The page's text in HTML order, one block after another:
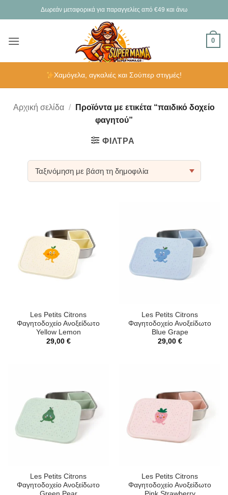
στο
Δωρεάν μεταφορικά για παραγγελίες από €49 και άνω
0
Χαμόγελα, αγκαλιές και Σούπερ στιγμές!
Αρχική σελίδα /
Προϊόντα με ετικέτα “παιδικό δοχείο
φαγητού”
ΦΊΛΤΡΑ
Les Petits Citrons
Φαγητοδοχείο Ανοξείδωτο
Yellow Lemon
29,00 €
Les Petits Citrons
Φαγητοδοχείο Ανοξείδωτο
Blue Grape
29,00 €
Les Petits Citrons
Φαγητοδοχείο Ανοξείδωτο
Les Petits Citrons
Φαγητοδοχείο Ανοξείδωτο